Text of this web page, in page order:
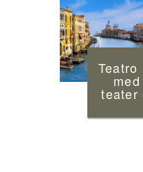
Teatro
teater